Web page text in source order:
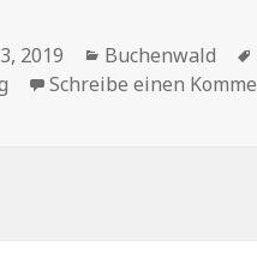
2019 Kategorien
Buchenwald
Schreibe einen